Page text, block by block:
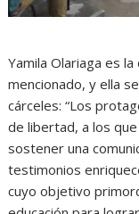
Yamila Olariaga es
mencionado, y ella
cárceles: “Los
de libertad, a los
sostener una
testimonios
cuyo objetivo